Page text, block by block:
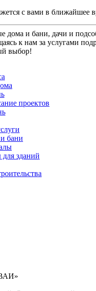
с вами в ближайшее
дома и бани, дачи и
к нам за услугами
выбор!
проектов
бани
зданий